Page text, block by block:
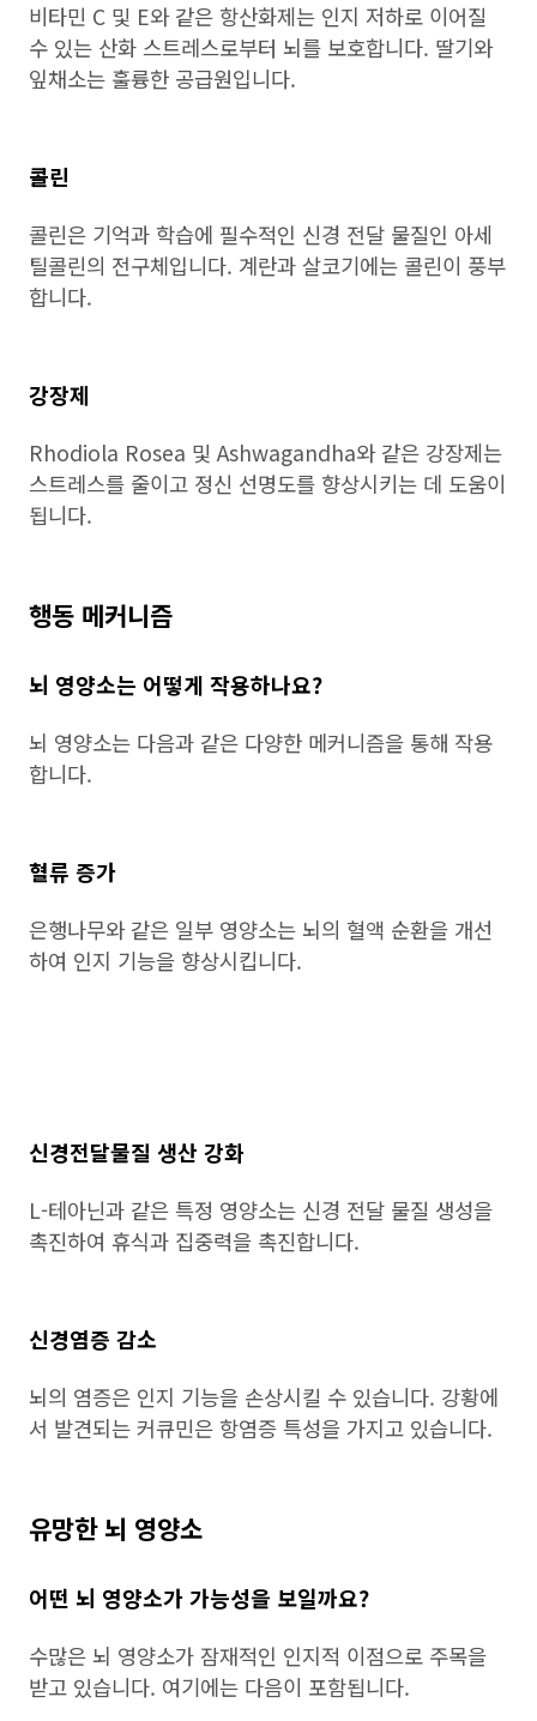
비타민 C 및 E와 같은 항산화제는 인지 저하로 이어질
수 있는 산화 스트레스로부터 뇌를 보호합니다. 딸기와
잎채소는 훌륭한 공급원입니다.
콜린
콜린은 기억과 학습에 필수적인 신경 전달 물질인 아세
틸콜린의 전구체입니다. 계란과 살코기에는 콜린이 풍부
합니다.
강장제
Rhodiola Rosea 및 Ashwagandha와 같은 강장제는
스트레스를 줄이고 정신 선명도를 향상시키는 데 도움이
됩니다.
행동 메커니즘
뇌 영양소는 어떻게 작용하나요?
뇌 영양소는 다음과 같은 다양한 메커니즘을 통해 작용
합니다.
혈류 증가
은행나무와 같은 일부 영양소는 뇌의 혈액 순환을 개선
하여 인지 기능을 향상시킵니다.
신경전달물질 생산 강화
L-테아닌과 같은 특정 영양소는 신경 전달 물질 생성을
촉진하여 휴식과 집중력을 촉진합니다.
신경염증 감소
뇌의 염증은 인지 기능을 손상시킬 수 있습니다. 강황에
서 발견되는 커큐민은 항염증 특성을 가지고 있습니다.
유망한 뇌 영양소
어떤 뇌 영양소가 가능성을 보일까요?
수많은 뇌 영양소가 잠재적인 인지적 이점으로 주목을
받고 있습니다. 여기에는 다음이 포함됩니다.